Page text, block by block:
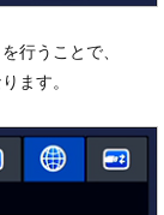
行うことで、
ます。